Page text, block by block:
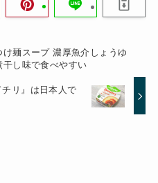
麺スープ 濃厚魚介しょうゆ
し味で食べやすい
リ』は日本人で